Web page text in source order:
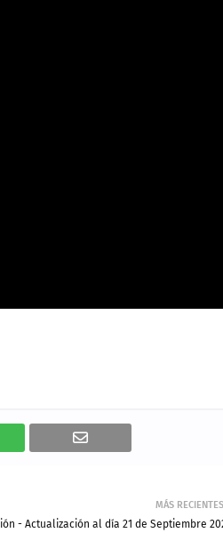
MÁS RECIENTES
- Actualización al día 21 de Septiembre